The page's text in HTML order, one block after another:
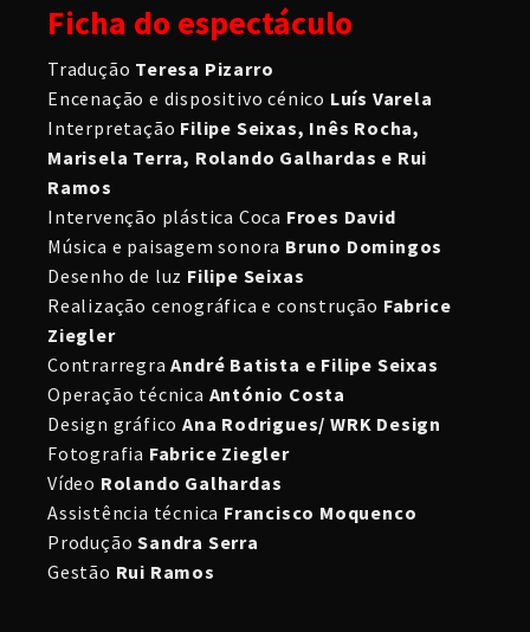
Ficha do espectáculo
Tradução Teresa Pizarro
Encenação e dispositivo cénico Luís Varela
Interpretação Filipe Seixas, Inês Rocha,
Marisela Terra, Rolando Galhardas e Rui
Ramos
Intervenção plástica Coca Froes David
Música e paisagem sonora Bruno Domingos
Desenho de luz Filipe Seixas
Realização cenográfica e construção Fabrice
Ziegler
ContrarregraAndré Batista e Filipe Seixas
Operação técnica António Costa
Design gráfico Ana Rodrigues/ WRK Design
Fotografia Fabrice Ziegler
Vídeo Rolando Galhardas
Assistência técnica Francisco Moquenco
ProduçãoSandra Serra
Gestão Rui Ramos